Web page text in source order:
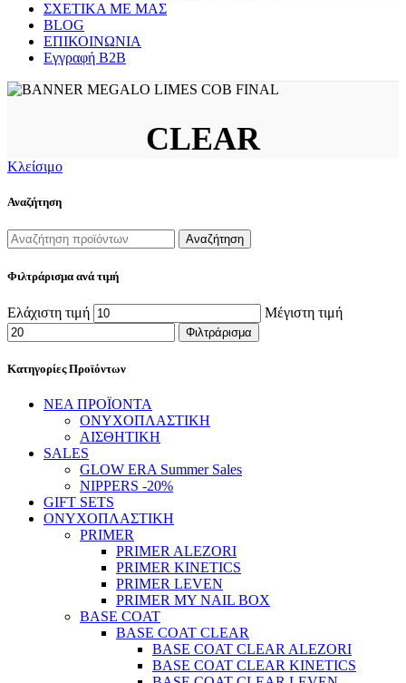
ΣΧΕΤΙΚΑ ΜΕ ΜΑΣ
BLOG
ΕΠΙΚΟΙΝΩΝΙΑ
Εγγραφή Β2Β
CLEAR
Κλείσιμο
Αναζήτηση
Αναζήτηση
Φιλτράρισμα ανά τιμή
Ελάχιστη τιμή Μέγιστη τιμή
Φιλτράρισμα
Κατηγορίες Προϊόντων
ΝΕΑ ΠΡΟΪΟΝΤΑ
ΟΝΥΧΟΠΛΑΣΤΙΚΗ
ΑΙΣΘΗΤΙΚΗ
SALES
GLOW ERA Summer Sales
NIPPERS -20%
GIFT SETS
ΟΝΥΧΟΠΛΑΣΤΙΚΗ
PRIMER
PRIMER ALEZORI
PRIMER KINETICS
PRIMER LEVEN
PRIMER MY NAIL BOX
BASE COAT
BASE COAT CLEAR
BASE COAT CLEAR ALEZORI
BASE COAT CLEAR KINETICS